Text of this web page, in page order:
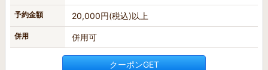
予約金額 20,000円(税込)以上
併用 併用可
クーポンGET